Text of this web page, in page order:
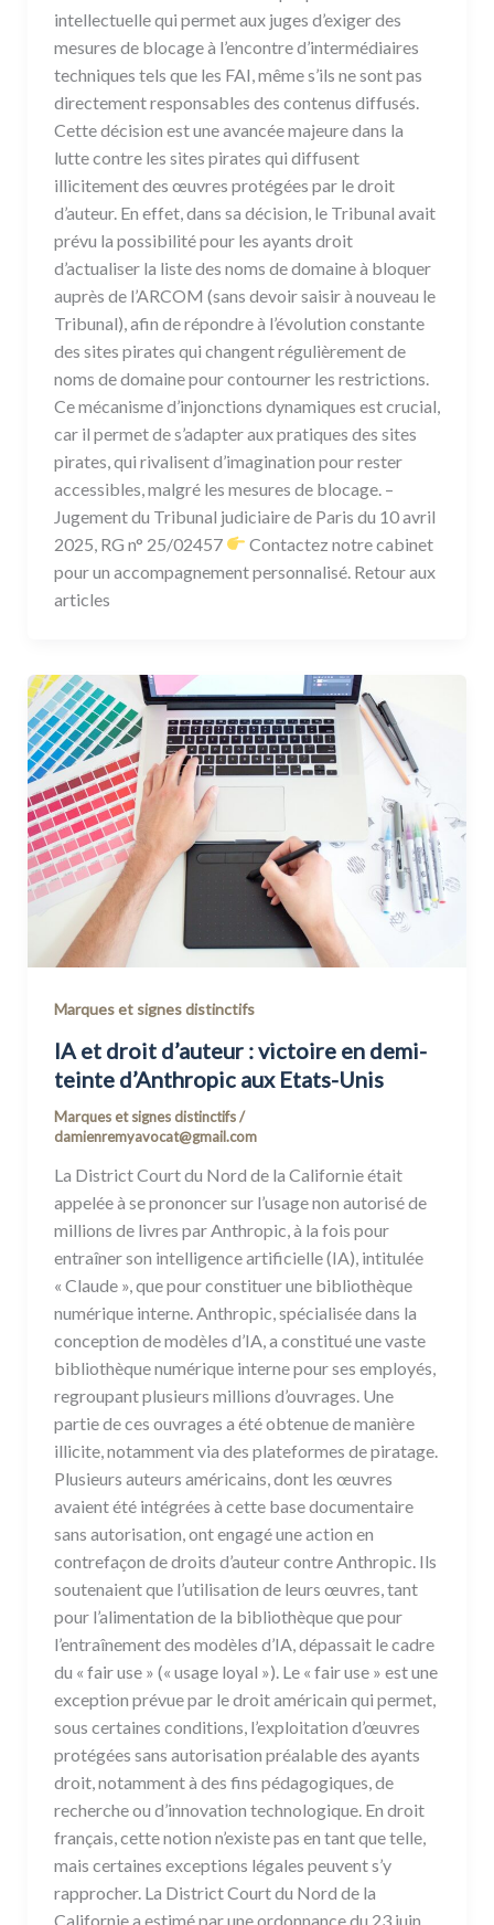
intellectuelle qui permet aux juges d’exiger des
mesures de blocage à l’encontre d’intermédiaires
techniques tels que les FAI, même s’ils ne sont pas
directement responsables des contenus diffusés.
Cette décision est une avancée majeure dans la
lutte contre les sites pirates qui diffusent
illicitement des œuvres protégées par le droit
d’auteur. En effet, dans sa décision, le Tribunal avait
prévu la possibilité pour les ayants droit
d’actualiser la liste des noms de domaine à bloquer
auprès de l’ARCOM (sans devoir saisir à nouveau le
Tribunal), afin de répondre à l’évolution constante
des sites pirates qui changent régulièrement de
noms de domaine pour contourner les restrictions.
Ce mécanisme d’injonctions dynamiques est crucial,
car il permet de s’adapter aux pratiques des sites
pirates, qui rivalisent d’imagination pour rester
accessibles, malgré les mesures de blocage. –
Jugement du Tribunal judiciaire de Paris du 10 avril
2025, RG n° 25/02457
Contactez notre cabinet
pour un accompagnement personnalisé. Retour aux
articles
Marques et signes distinctifs
IA et droit d’auteur : victoire en demi-
teinte d’Anthropic aux Etats-Unis
Marques et signes distinctifs/
damienremyavocat@gmail.com
La District Court du Nord de la Californie était
appelée à se prononcer sur l’usage non autorisé de
millions de livres par Anthropic, à la fois pour
entraîner son intelligence artificielle (IA), intitulée
« Claude », que pour constituer une bibliothèque
numérique interne. Anthropic, spécialisée dans la
conception de modèles d’IA, a constitué une vaste
bibliothèque numérique interne pour ses employés,
regroupant plusieurs millions d’ouvrages. Une
partie de ces ouvrages a été obtenue de manière
illicite, notamment via des plateformes de piratage.
Plusieurs auteurs américains, dont les œuvres
avaient été intégrées à cette base documentaire
sans autorisation, ont engagé une action en
contrefaçon de droits d’auteur contre Anthropic. Ils
soutenaient que l’utilisation de leurs œuvres, tant
pour l’alimentation de la bibliothèque que pour
l’entraînement des modèles d’IA, dépassait le cadre
du « fair use » (« usage loyal »). Le « fair use » est une
exception prévue par le droit américain qui permet,
sous certaines conditions, l’exploitation d’œuvres
protégées sans autorisation préalable des ayants
droit, notamment à des fins pédagogiques, de
recherche ou d’innovation technologique. En droit
français, cette notion n’existe pas en tant que telle,
mais certaines exceptions légales peuvent s’y
rapprocher. La District Court du Nord de la
Californie a estimé par une ordonnance du 23 juin